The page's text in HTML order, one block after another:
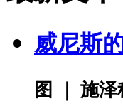
威尼斯
图 ｜ 施